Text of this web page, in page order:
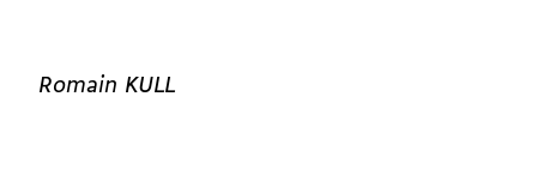
Romain KULL